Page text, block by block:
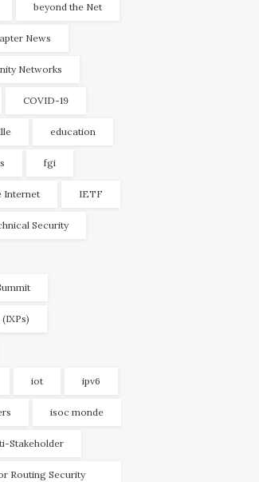
beyond the Net
News
Networks
COVID-19
education
fgi
Internet IETF
Security
iot ipv6
isoc monde
Stakeholder
Routing Security